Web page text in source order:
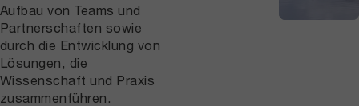
Aufbau von Teams und
Partnerschaften sowie
durch die Entwicklung von
Lösungen, die
Wissenschaft und Praxis
zusammenführen.